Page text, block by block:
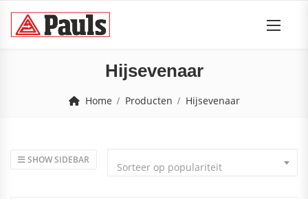
Hijsevenaar
Home Producten Hijsevenaar
SHOW SIDEBAR
Sorteer op populariteit